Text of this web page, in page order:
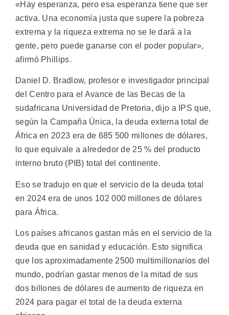
«Hay esperanza, pero esa esperanza tiene que ser
activa. Una economía justa que supere la pobreza
extrema y la riqueza extrema no se le dará a la
gente, pero puede ganarse con el poder popular»,
afirmó Phillips.
Daniel D. Bradlow, profesor e investigador principal
del Centro para el Avance de las Becas de la
sudafricana Universidad de Pretoria, dijo a IPS que,
según la Campaña Única, la deuda externa total de
África en 2023 era de 685 500 millones de dólares,
lo que equivale a alrededor de 25 % del producto
interno bruto (PIB) total del continente.
Eso se tradujo en que el servicio de la deuda total
en 2024 era de unos 102 000 millones de dólares
para África.
Los países africanos gastan más en el servicio de la
deuda que en sanidad y educación. Esto significa
que los aproximadamente 2500 multimillonarios del
mundo, podrían gastar menos de la mitad de sus
dos billones de dólares de aumento de riqueza en
2024 para pagar el total de la deuda externa